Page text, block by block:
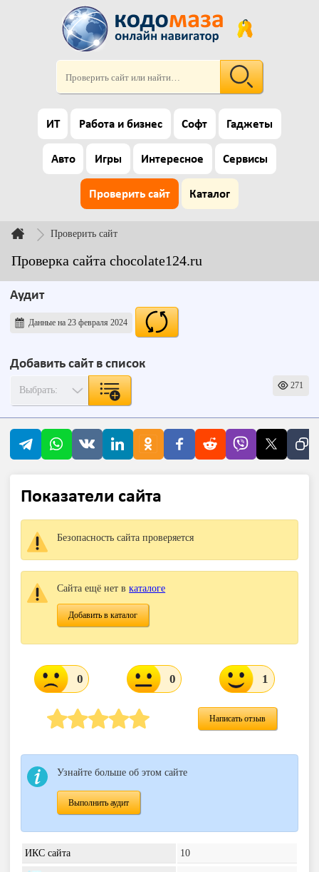
ИТ Работа и бизнес Софт Гаджеты
Авто Игры Интересное Сервисы
Проверить сайт Каталог
Проверить сайт
Проверка сайта chocolate124.ru
Аудит
Данные на 23 февраля 2024
Добавить сайт в список
271
Показатели сайта
Безопасность сайта проверяется
Сайта ещё нет вкаталоге
Добавить в каталог
0 0 1
Написать отзыв
Узнайте больше об этом сайте
Выполнить аудит
ИКС сайта 10